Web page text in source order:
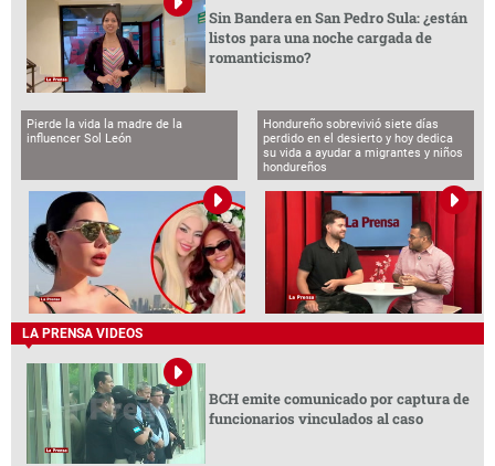
Sin Bandera en San Pedro Sula: ¿están
listos para una noche cargada de
romanticismo?
Pierde la vida la madre de la
influencer Sol León
Hondureño sobrevivió siete días
perdido en el desierto y hoy dedica
su vida a ayudar a migrantes y niños
hondureños
LA PRENSA VIDEOS
BCH emite comunicado por captura de
funcionarios vinculados al caso